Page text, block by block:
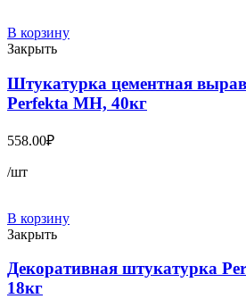
В корзину
Закрыть
Штукатурка цементная
Perfekta МН, 40кг
558.00₽
/шт
В корзину
Закрыть
Декоративная штукатурка
18кг